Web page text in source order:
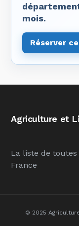
mois.
Réserver
Agriculture et
La liste de toutes
France
© 2025